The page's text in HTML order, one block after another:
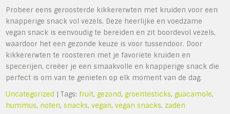
Probeer eens geroosterde kikkererwten met kruiden voor een
knapperige snack vol vezels. Deze heerlijke en voedzame
vegan snack is eenvoudig te bereiden en zit boordevol vezels,
waardoor het een gezonde keuze is voor tussendoor. Door
kikkererwten te roosteren met je favoriete kruiden en
specerijen, creëer je een smaakvolle en knapperige snack die
perfect is om van te genieten op elk moment van de dag.
Uncategorized | Tags: fruit,gezond,groentesticks,guacamole,
hummus, noten,snacks,vegan,vegan snacks, zaden